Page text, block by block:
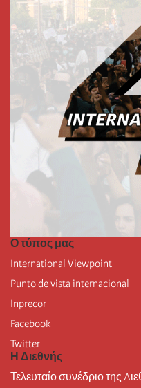
Ο τύπος μας
International Viewpoint
Punto de vista internacional
Inprecor
Facebook
Twitter
Η Διεθνής
Τελευταίο συνέδριο της